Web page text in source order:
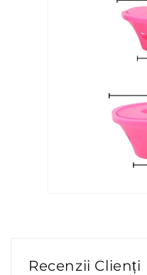
Recenzii Clienți